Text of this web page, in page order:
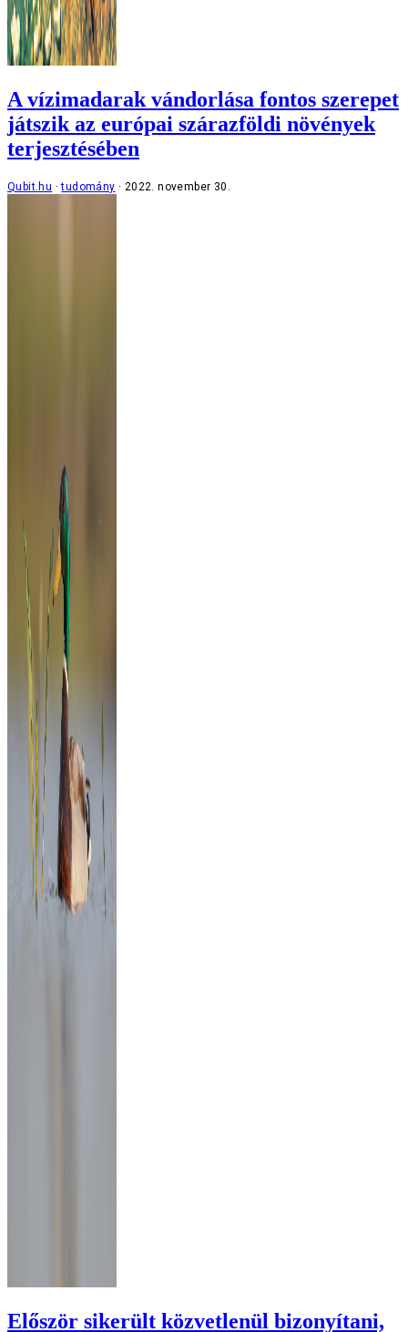
A vízimadarak vándorlása fontos szerepet
játszik az európai szárazföldi növények
terjesztésében
Qubit.hu tudomány 2022. november 30.
Először sikerült közvetlenül bizonyítani,